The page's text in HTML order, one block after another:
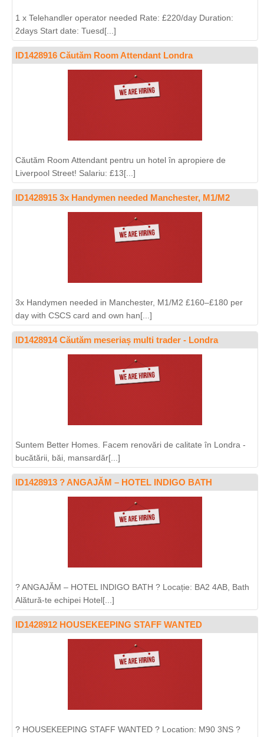
1 x Telehandler operator needed Rate: £220/day Duration:
2days Start date: Tuesd[...]
ID1428916 Căutăm Room Attendant Londra
Căutăm Room Attendant pentru un hotel în apropiere de
Liverpool Street! Salariu: £13[...]
ID1428915 3x Handymen needed Manchester, M1/M2
3x Handymen needed in Manchester, M1/M2 £160–£180 per
day with CSCS card and own han[...]
ID1428914 Căutăm meseriaș multi trader - Londra
Suntem Better Homes. Facem renovări de calitate în Londra -
bucătării, băi, mansardăr[...]
ID1428913 ? ANGAJĂM – HOTEL INDIGO BATH
? ANGAJĂM – HOTEL INDIGO BATH ? Locație: BA2 4AB, Bath
Alătură-te echipei Hotel[...]
ID1428912 HOUSEKEEPING STAFF WANTED
? HOUSEKEEPING STAFF WANTED ? Location: M90 3NS ?